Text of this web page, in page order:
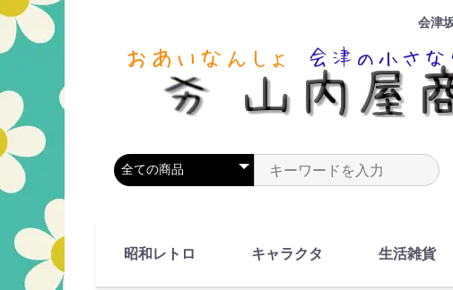
会津
商品カテゴリを選択 商品名やキーワードを入力
昭和レトロ キャラクタ 生活雑貨